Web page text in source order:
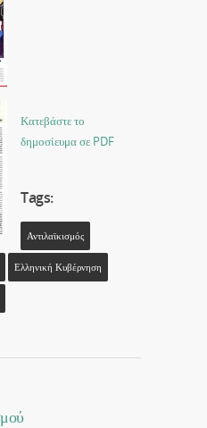
Κατεβάστε το
δημοσίευμα σε PDF
Tags:
Αντιλαϊκισμός
Ελληνική Κυβέρνηση